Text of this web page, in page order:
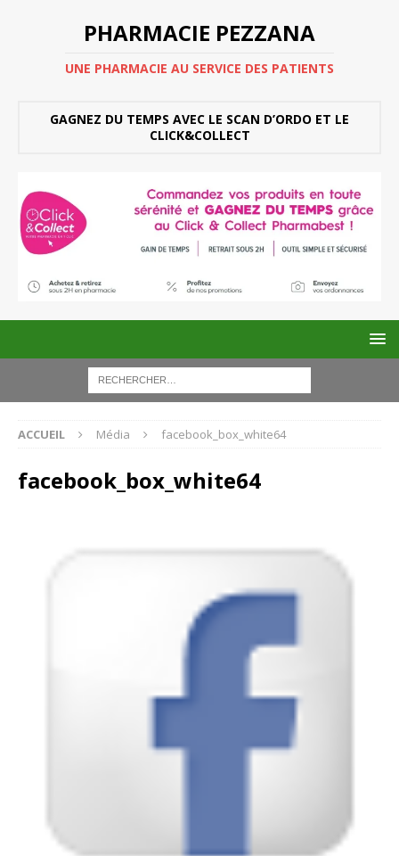
PHARMACIE PEZZANA
UNE PHARMACIE AU SERVICE DES PATIENTS
GAGNEZ DU TEMPS AVEC LE SCAN D’ORDO ET LE
CLICK&COLLECT
ACCUEIL Média facebook_box_white64
facebook_box_white64